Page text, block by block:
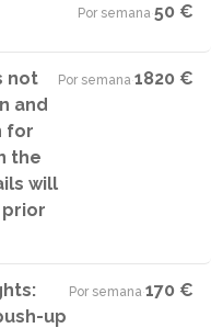
Por semana·50 €
not
and
for
the
will
Por semana·1820 €
up
Por semana·170 €